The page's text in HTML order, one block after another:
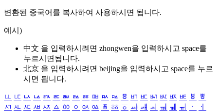
변환된 중국어를 복사하여 사용하시면 됩니다.
예시)
中文 을 입력하시려면 zhongwen을 입력하시고 space를
누르시면됩니다.
北京 을 입력하시려면 beijing을 입력하시고 space를 누르
시면 됩니다.
ㅥ ㅦ ㅧ ㅨ ㅩ ㅪ ㅫ ㅬ ㅭ ㅮ ㅯ ㅰ ㅱ ㅲ ㅳ ㅴ ㅵ ㅶ ㅷ ㅸ
ㅹ
ㅺ ㅻ ㅼ ㅽ ㅾ ㅿ ㆀ ㆁ ㆂ ㆃ ㆄ ㆅ ㆆ ㆇ ㆈ ㆉ ㆊ ㆋ ㆌ ㆍ
ㆎ